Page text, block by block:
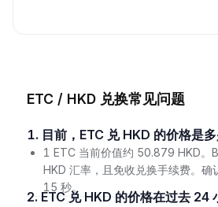
ETC / HKD 兑换常见问题
1. 目前，ETC 兑 HKD 的价格是
1 ETC 当前价值约 50.879 HKD。
HKD 汇率，且免收兑换手续费。确
15 秒。
2. ETC 兑 HKD 的价格在过去 24 小时内的波动情